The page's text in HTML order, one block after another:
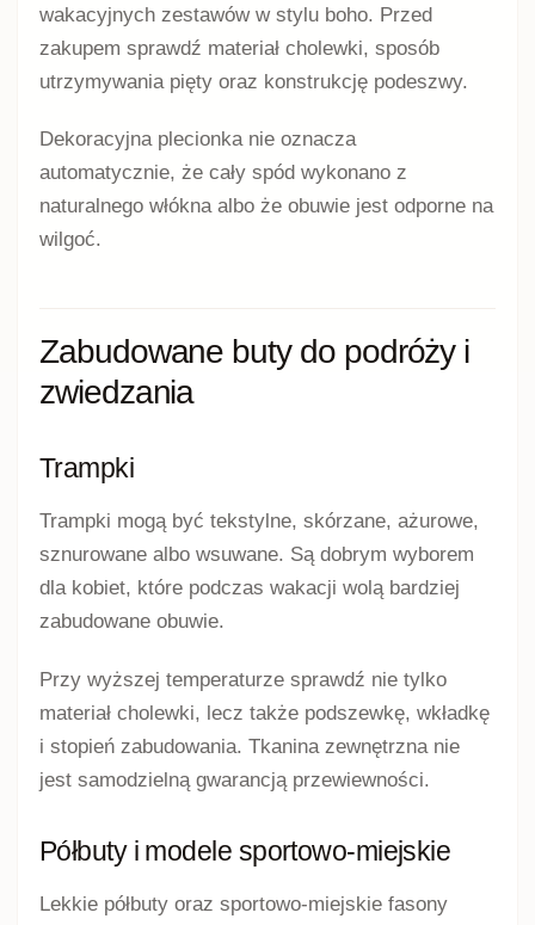
wakacyjnych zestawów w stylu boho. Przed
zakupem sprawdź materiał cholewki, sposób
utrzymywania pięty oraz konstrukcję podeszwy.
Dekoracyjna plecionka nie oznacza
automatycznie, że cały spód wykonano z
naturalnego włókna albo że obuwie jest odporne na
wilgoć.
Zabudowane buty do podróży i
zwiedzania
Trampki
Trampki mogą być tekstylne, skórzane, ażurowe,
sznurowane albo wsuwane. Są dobrym wyborem
dla kobiet, które podczas wakacji wolą bardziej
zabudowane obuwie.
Przy wyższej temperaturze sprawdź nie tylko
materiał cholewki, lecz także podszewkę, wkładkę
i stopień zabudowania. Tkanina zewnętrzna nie
jest samodzielną gwarancją przewiewności.
Półbuty i modele sportowo-miejskie
Lekkie półbuty oraz sportowo-miejskie fasony